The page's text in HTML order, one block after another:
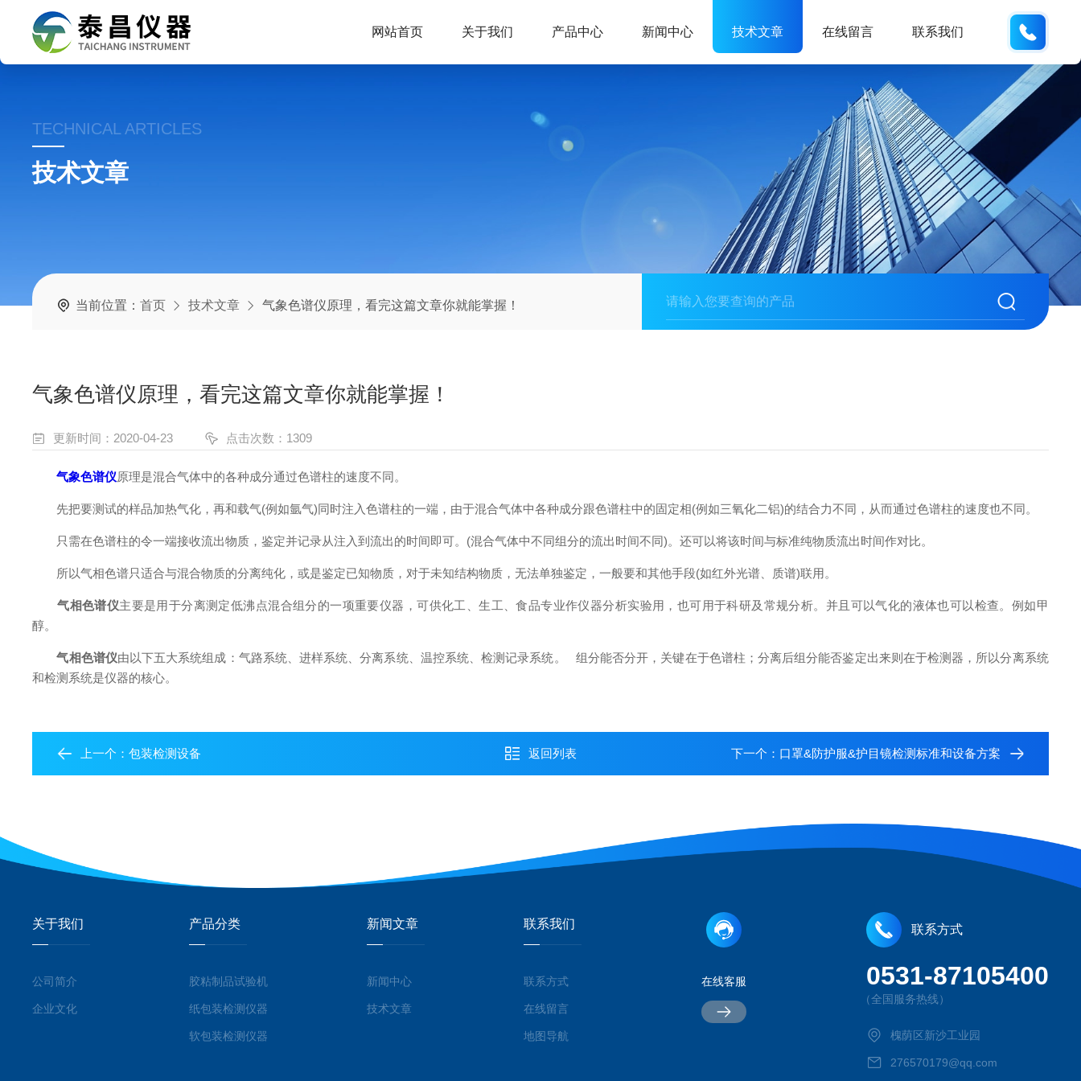
网站首页 关于我们 产品中心 新闻中心 技术文章 在线留言 联系我们
TECHNICAL ARTICLES
技术文章
当前位置：首页 技术文章 气象色谱仪原理，看完这篇文章你就能掌握！
气象色谱仪原理，看完这篇文章你就能掌握！
更新时间：2020-04-23 点击次数：1309
气象色谱仪原理是混合气体中的各种成分通过色谱柱的速度不同。
先把要测试的样品加热气化，再和载气(例如氩气)同时注入色谱柱的一端，由于混合气体中各种成分跟色谱柱中的固定相(例如三氧化二铝)的结合力不同，从而通过色谱柱的速度也不同。
只需在色谱柱的令一端接收流出物质，鉴定并记录从注入到流出的时间即可。(混合气体中不同组分的流出时间不同)。还可以将该时间与标准纯物质流出时间作对比。
所以气相色谱只适合与混合物质的分离纯化，或是鉴定已知物质，对于未知结构物质，无法单独鉴定，一般要和其他手段(如红外光谱、质谱)联用。
气相色谱仪主要是用于分离测定低沸点混合组分的一项重要仪器，可供化工、生工、食品专业作仪器分析实验用，也可用于科研及常规分析。并且可以气化的液体也可以检查。例如甲
醇。
气相色谱仪由以下五大系统组成：气路系统、进样系统、分离系统、温控系统、检测记录系统。 组分能否分开，关键在于色谱柱；分离后组分能否鉴定出来则在于检测器，所以分离系统
和检测系统是仪器的核心。
上一个：包装检测设备 返回列表 下一个： 口罩&防护服&护目镜检测标准和设备方案
关于我们
公司简介
企业文化
产品分类
胶粘制品试验机
纸包装检测仪器
软包装检测仪器
新闻文章
新闻中心
技术文章
联系我们
联系方式
在线留言
地图导航
在线客服
联系方式
0531-87105400
（全国服务热线）
槐荫区新沙工业园
276570179@qq.com